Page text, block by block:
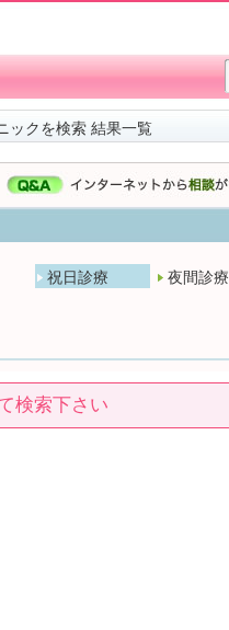
ックを検索 結果一覧
祝日診療 夜間診療
検索下さい